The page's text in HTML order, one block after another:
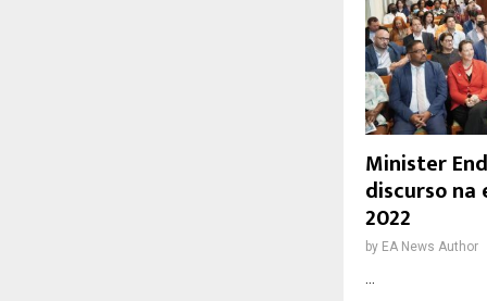
Minister
discurso na
2022
by EA News Author